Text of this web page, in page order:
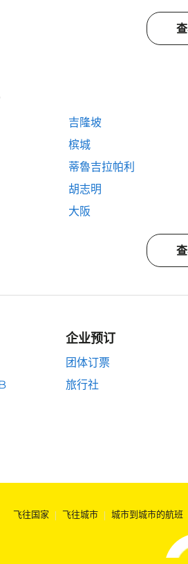
吉隆坡
槟城
蒂魯吉拉帕利
胡志明
大阪
企业预订
团体订票
旅行社
飞往国家 | 飞往城市 | 城市到城市的航班